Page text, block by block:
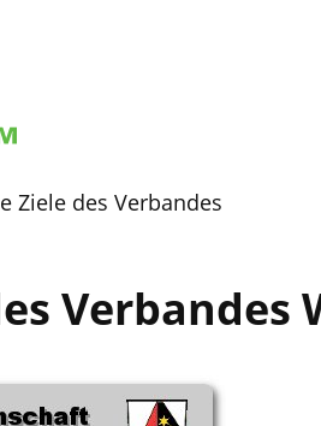
Ziele des Verbandes
Verbandes